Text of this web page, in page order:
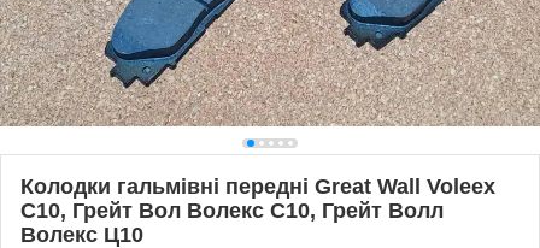
Колодки гальмівні передні Great Wall Voleex
C10, Грейт Вол Волекс С10, Грейт Волл
Волекс Ц10